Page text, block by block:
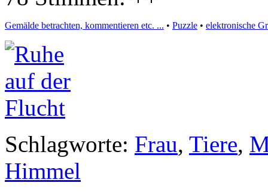
Gemälde betrachten, kommentieren etc. ... • Puzzle • elektronische
Schlagworte: Frau, Tiere,
Himmel